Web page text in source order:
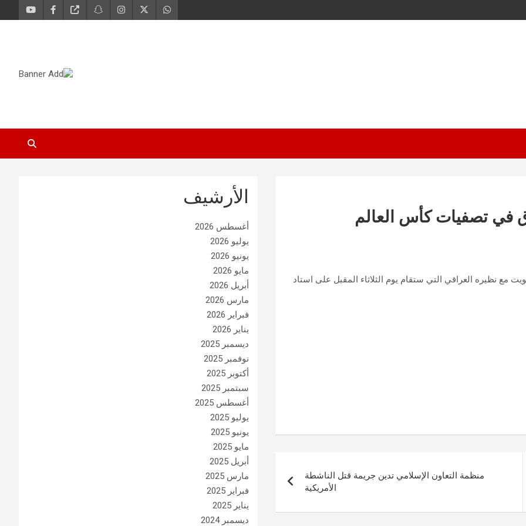
في تصفيات كأس العالم
مع نظيره العراقي التي ستقام يوم الثلاثاء المقبل على استاد
منظمة التعاون الإسلامي تدين جريمة قتل الناشطة
الأمريكية
الأرشيف
أغسطس 2026
يوليو 2026
يونيو 2026
مايو 2026
أبريل 2026
مارس 2026
فبراير 2026
يناير 2026
ديسمبر 2025
نوفمبر 2025
أكتوبر 2025
سبتمبر 2025
أغسطس 2025
يوليو 2025
يونيو 2025
مايو 2025
أبريل 2025
مارس 2025
فبراير 2025
يناير 2025
ديسمبر 2024